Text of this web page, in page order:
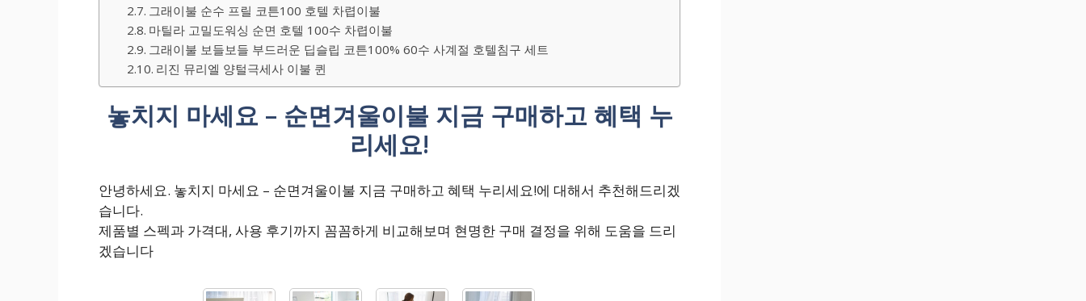
그래이불 순수 프릴 코튼100 호텔 차렵이불
마틸라 고밀도워싱 순면 호텔 100수 차렵이불
그래이불 보들보들 부드러운 딥슬립 코튼100% 60수 사계절 호텔침구 세트
리진 뮤리엘 양털극세사 이불 퀸
놓치지 마세요 – 순면겨울이불 지금 구매하고 혜택 누
리세요!
안녕하세요. 놓치지 마세요 – 순면겨울이불 지금 구매하고 혜택 누리세요!에 대해서 추천해드리겠
습니다.
제품별 스펙과 가격대, 사용 후기까지 꼼꼼하게 비교해보며 현명한 구매 결정을 위해 도움을 드리
겠습니다